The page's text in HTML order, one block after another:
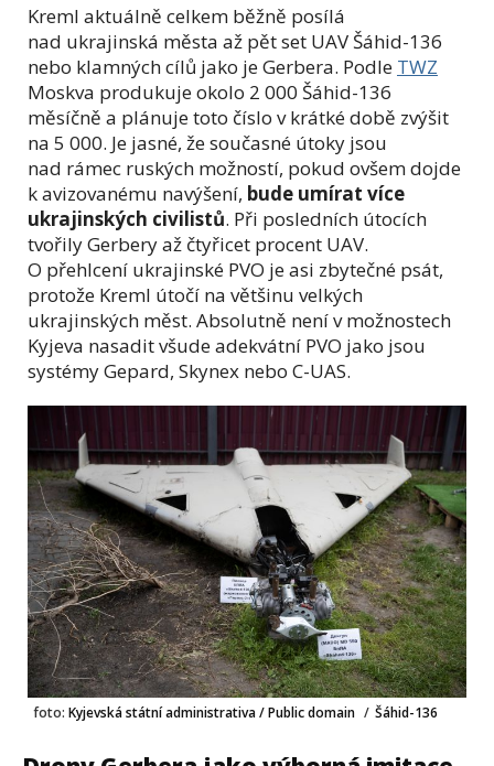
Kreml aktuálně celkem běžně posílá
nad ukrajinská města až pět set UAV Šáhid-136
nebo klamných cílů jako je Gerbera. Podle TWZ
Moskva produkuje okolo 2 000 Šáhid-136
měsíčně a plánuje toto číslo v krátké době zvýšit
na 5 000. Je jasné, že současné útoky jsou
nad rámec ruských možností, pokud ovšem dojde
k avizovanému navýšení, bude umírat více
ukrajinských civilistů. Při posledních útocích
tvořily Gerbery až čtyřicet procent UAV.
O přehlcení ukrajinské PVO je asi zbytečné psát,
protože Kreml útočí na většinu velkých
ukrajinských měst. Absolutně není v možnostech
Kyjeva nasadit všude adekvátní PVO jako jsou
systémy Gepard, Skynex nebo C-UAS.
foto: Kyjevská státní administrativa / Public domain / Šáhid-136